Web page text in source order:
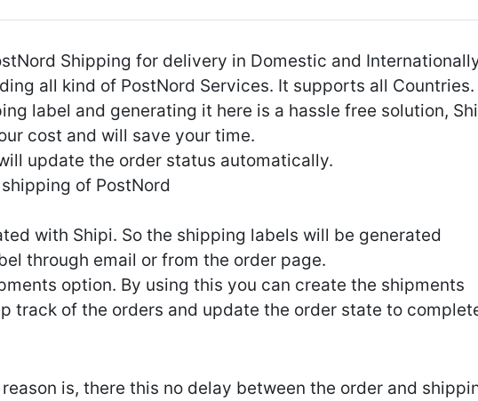
Shipping for delivery in Domestic and
all kind of PostNord Services. It supports all Countries.
label and generating it here is a hassle free solution,
cost and will save your time.
update the order status automatically.
of PostNord
with Shipi. So the shipping labels will be generated
through email or from the order page.
option. By using this you can create the shipments
track of the orders and update the order state to
is, there this no delay between the order and